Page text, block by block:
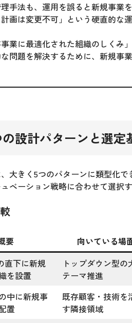
手法も、運用を誤ると新規事業
画は変更不可」という硬直的な
業に最適化された組織のしくみ
問題を解決するために、新規事
設計パターンと選定
大きく5つのパターンに類型化
ベーション戦略に合わせて選択
要 向いている場
直下に新規
を設置
トップダウン型の
テーマ推進
中に新規事
置
既存顧客・技術を
す隣接領域